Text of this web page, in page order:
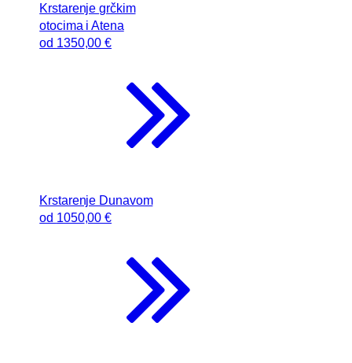
Krstarenje grčkim
otocima i Atena
od 1350,00 €
Krstarenje Dunavom
od 1050,00 €